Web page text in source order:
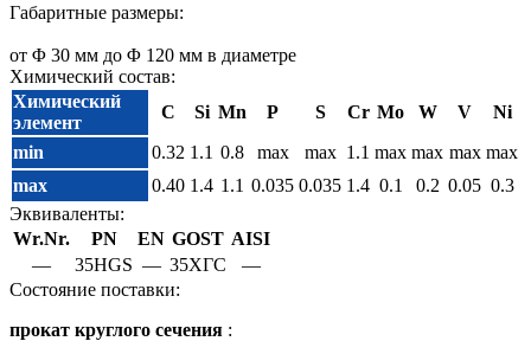
Габаритные размеры:
от Φ 30 мм до Φ 120 мм в диаметре
Химический состав:
Химический
элемент
C Si Mn P S Cr Mo W V
Ni
min
0.32 1.1 0.8 max max 1.1 max max max max
max
0.40 1.4 1.1 0.035 0.035 1.4 0.1 0.2 0.05 0.3
Эквиваленты:
Wr.Nr.
PN EN GOST AISI
—
35HGS — 35ХГС
—
Cостояние поставки:
прокат круглого сечения :